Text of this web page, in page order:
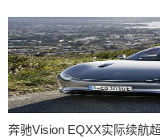
奔驰Vision EQXX实际续航